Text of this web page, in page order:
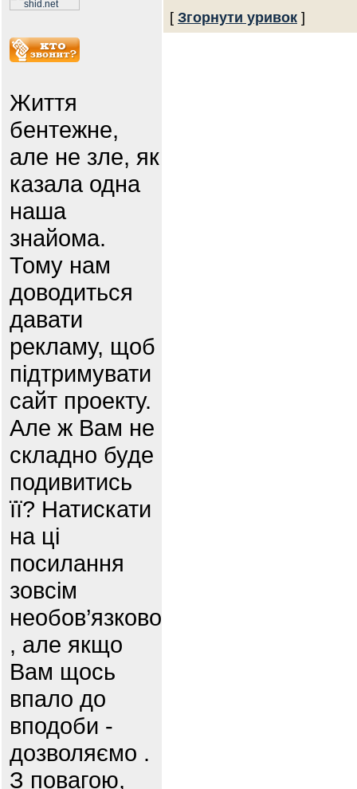
Життя
бентежне,
але не зле, як
казала одна
наша
знайома.
Тому нам
доводиться
давати
рекламу, щоб
підтримувати
сайт проекту.
Але ж Вам не
складно буде
подивитись
її? Натискати
на ці
посилання
зовсім
необов’язково
, але якщо
Вам щось
впало до
вподоби -
дозволяємо .
З повагою,
[ Згорнути уривок ]